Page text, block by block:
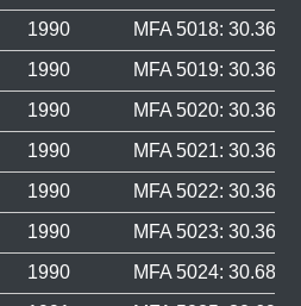
1990
MFA 5018:
1990
MFA 5019:
1990
MFA 5020:
1990
MFA 5021:
1990
MFA 5022:
1990
MFA 5023:
1990
MFA 5024: